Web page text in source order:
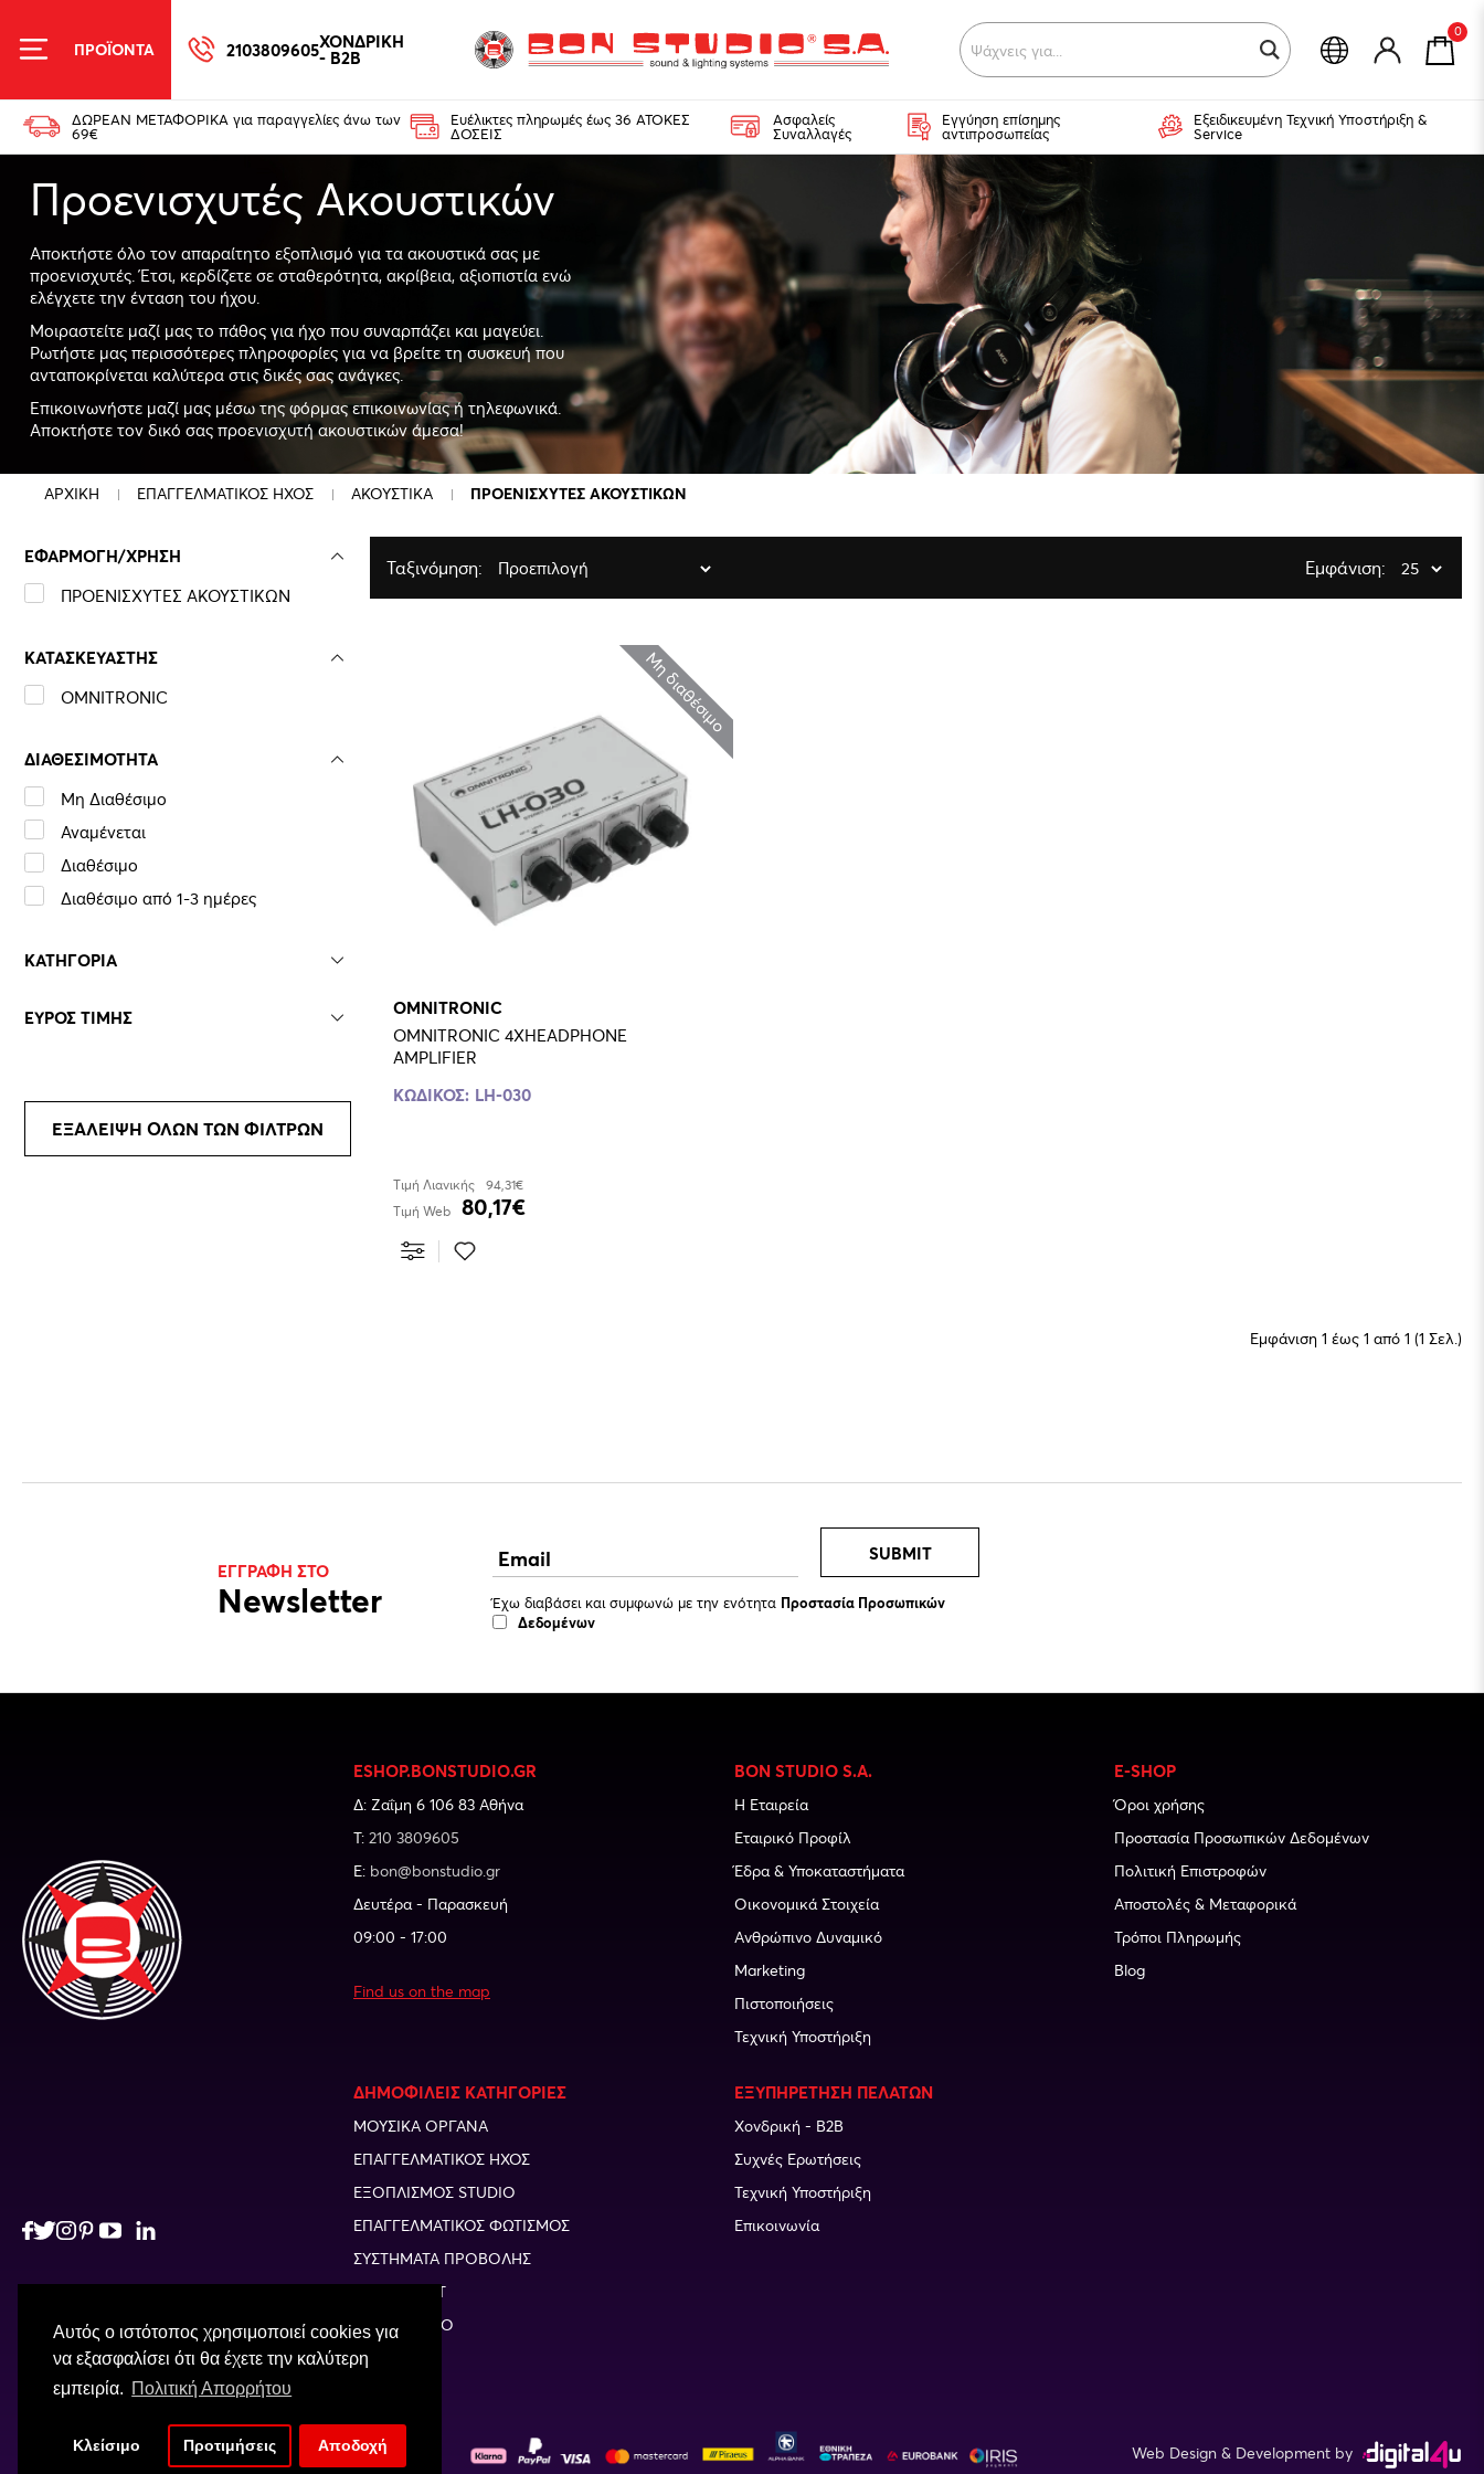
Αυτός ο ιστότοπος χρησιμοποιεί cookies για
να εξασφαλίσει ότι θα έχετε την καλύτερη
εμπειρία. Πολιτική Απορρήτου
Κλείσιμο Προτιμήσεις Αποδοχή
ΠΡΟΪΟΝΤΑ 2103809605ΧΟΝΔΡΙΚΗ
- B2B Ψάχνε
0
ΔΩΡΕΑΝ ΜΕΤΑΦΟΡΙΚΑ για παραγγελίες άνω των
69€
Ευέλικτες πληρωμές έως 36 ΑΤΟΚΕΣ
ΔΟΣΕΙΣ
Ασφαλείς
Συναλλαγές
Εγγύηση επίσημης
αντιπροσωπείας
Εξειδικευμένη Τεχνική Υποστήριξη &
Service
Προενισχυτές Ακουστικών
Αποκτήστε όλο τον απαραίτητο εξοπλισμό για τα ακουστικά σας με
προενισχυτές. Έτσι, κερδίζετε σε σταθερότητα, ακρίβεια, αξιοπιστία ενώ
ελέγχετε την ένταση του ήχου.
Μοιραστείτε μαζί μας το πάθος για ήχο που συναρπάζει και μαγεύει.
Ρωτήστε μας περισσότερες πληροφορίες για να βρείτε τη συσκευή που
ανταποκρίνεται καλύτερα στις δικές σας ανάγκες.
Επικοινωνήστε μαζί μας μέσω της φόρμας επικοινωνίας ή τηλεφωνικά.
Αποκτήστε τον δικό σας προενισχυτή ακουστικών άμεσα!
ΑΡΧΙΚΗ ΕΠΑΓΓΕΛΜΑΤΙΚΟΣ ΗΧΟΣ ΑΚΟΥΣΤΙΚΑ ΠΡΟΕΝΙΣΧΥΤΕΣ ΑΚΟΥΣΤΙΚΩΝ
ΚΑΤΑΣΚΕΥΑΣΤΗΣ
OMNITRONIC
ΔΙΑΘΕΣΙΜΟΤΗΤΑ
Μη Διαθέσιμο
Αναμένεται
Διαθέσιμο
Διαθέσιμο από 1-3 ημέρες
ΚΑΤΗΓΟΡΙΑ
ΕΦΑΡΜΟΓΗ/ΧΡΗΣΗ
ΠΡΟΕΝΙΣΧΥΤΕΣ ΑΚΟΥΣΤΙΚΩΝ
ΕΥΡΟΣ ΤΙΜΗΣ
ΕΞΑΛΕΙΨΗ ΟΛΩΝ ΤΩΝ ΦΙΛΤΡΩΝ
Ταξινόμηση: Εμφάνιση:
Μη διαθέσιμο
OMNITRONIC
OMNITRONIC 4XHEADPHONE
AMPLIFIER
ΚΩΔΙΚΟΣ: LH-030
Τιμή Λιανικής
94,31€
Τιμή Web
80,17€
Εμφάνιση 1 έως 1 από 1 (1 Σελ.)
ΕΓΓΡΑΦΗ ΣΤΟ
Newsletter
SUBMIT
Έχω διαβάσει και συμφωνώ με την ενότητα Προστασία Προσωπικών
Δεδομένων
ESHOP.BONSTUDIO.GR
Δ: Ζαΐμη 6 106 83 Αθήνα
Τ: 210 3809605
E: bon@bonstudio.gr
Δευτέρα - Παρασκευή
09:00 - 17:00
Find us on the map
BON STUDIO S.A.
Η Εταιρεία
Εταιρικό Προφίλ
Έδρα & Υποκαταστήματα
Οικονομικά Στοιχεία
Ανθρώπινο Δυναμικό
Marketing
Πιστοποιήσεις
Τεχνική Υποστήριξη
E-SHOP
Όροι χρήσης
Προστασία Προσωπικών Δεδομένων
Πολιτική Επιστροφών
Αποστολές & Μεταφορικά
Τρόποι Πληρωμής
Blog
ΔΗΜΟΦΙΛΕΙΣ ΚΑΤΗΓΟΡΙΕΣ
ΜΟΥΣΙΚΑ ΟΡΓΑΝΑ
ΕΠΑΓΓΕΛΜΑΤΙΚΟΣ ΗΧΟΣ
ΕΞΟΠΛΙΣΜΟΣ STUDIO
ΕΠΑΓΓΕΛΜΑΤΙΚΟΣ ΦΩΤΙΣΜΟΣ
ΣΥΣΤΗΜΑΤΑ ΠΡΟΒΟΛΗΣ
BROADCAST
HOME AUDIO
ΕΞΥΠΗΡΕΤΗΣΗ ΠΕΛΑΤΩΝ
Χονδρική - B2B
Συχνές Ερωτήσεις
Τεχνική Υποστήριξη
Επικοινωνία
© 2026 ESHOP BON STUDIO. All rights reserved. Web Design & Development by